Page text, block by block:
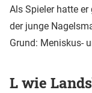
Als Spieler hatte
der junge
Grund: Meniskus-
L wie